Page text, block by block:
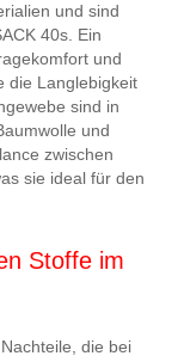
und sind
40s. Ein
und
die Langlebigkeit
sind in
und
zwischen
sie ideal für den
Stoffe im
die bei